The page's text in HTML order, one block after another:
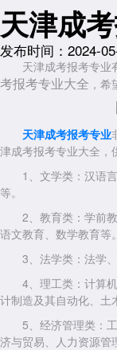
天津成
发布时间：2024-
天津成考报考专业
考报考专业大全 ，希
天津成考报考专业
津成考报考专业大全，
1、文学类：汉语言
等。
2、教育类：学前教
语文教育、数学教育等。
3、法学类：法学、
4、理工类：计算机
计制造及其自动化、土
5、经济管理类：工
济与贸易、人力资源管